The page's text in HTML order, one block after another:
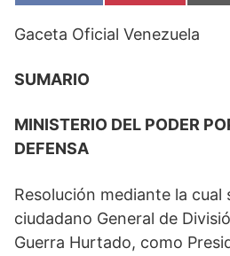
en
en
en
Gaceta Oficial Venezuela
SUMARIO
MINISTERIO DEL PODER
DEFENSA
Resolución mediante la cual
ciudadano General de
Guerra Hurtado, como